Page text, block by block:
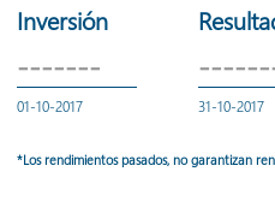
Inversión
-------
01-10-2017 31-10-2017
rendimientos pasados, no garantizan